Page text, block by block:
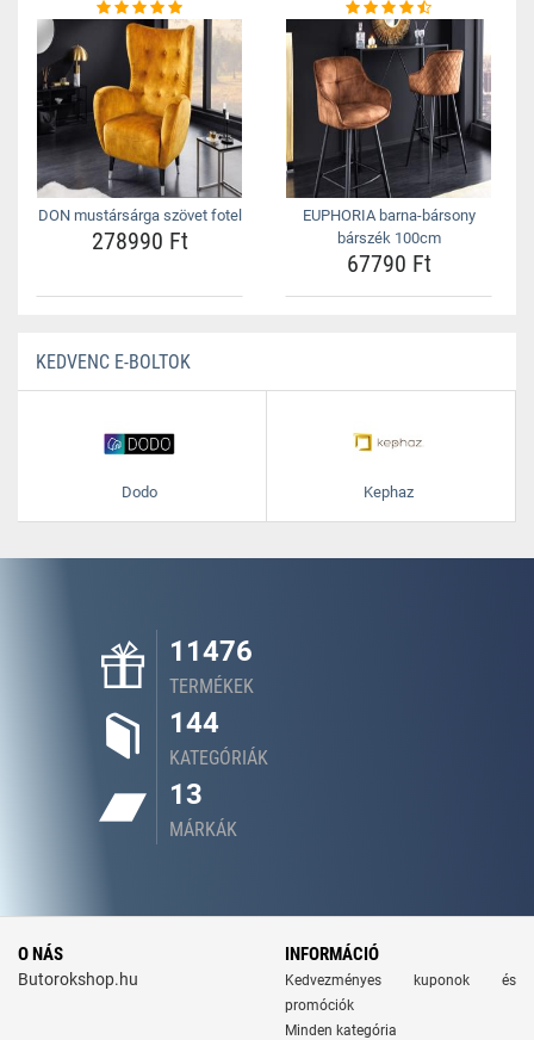
DON mustársárga szövet fotel
278990 Ft
EUPHORIA barna-bársony
bárszék 100cm
67790 Ft
KEDVENC E-BOLTOK
Dodo Kephaz
11476
TERMÉKEK
144
KATEGÓRIÁK
13
MÁRKÁK
O NÁS
Butorokshop.hu
INFORMÁCIÓ
Kedvezményes kuponok és
promóciók
Minden kategória